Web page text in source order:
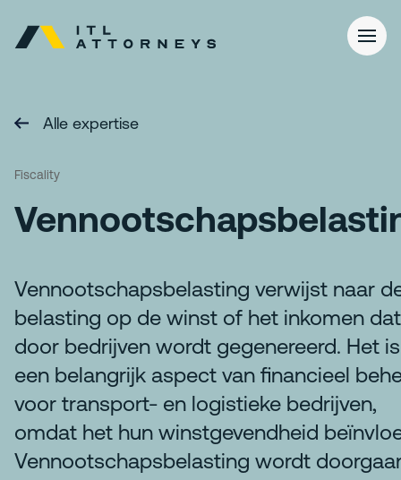
Alle expertise
Fiscality
Vennootschapsbelasting verwijst naar
belasting op de winst of het inkomen dat
door bedrijven wordt gegenereerd. Het is
een belangrijk aspect van financieel
voor transport- en logistieke bedrijven,
omdat het hun winstgevendheid
Vennootschapsbelasting wordt